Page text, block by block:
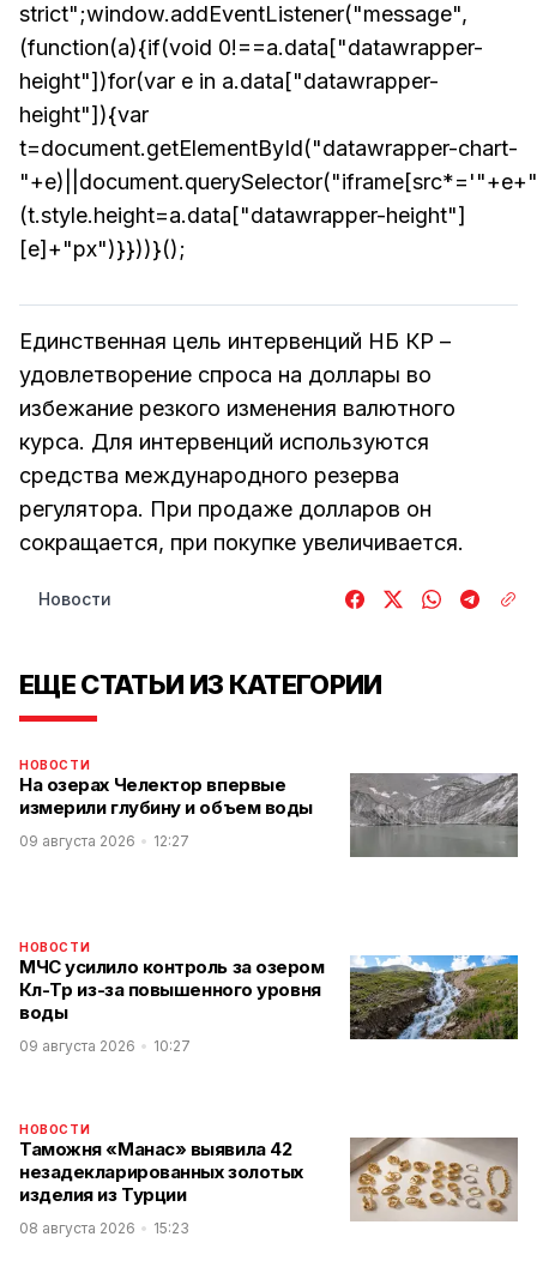
strict";window.addEventListener("message",
(function(a){if(void 0!==a.data["datawrapper-
height"])for(var e in a.data["datawrapper-
height"]){var
t=document.getElementById("datawrapper-chart-
(t.style.height=a.data["datawrapper-height"]
[e]+"px")}}))}();
Единственная цель интервенций НБ КР –
удовлетворение спроса на доллары во
избежание резкого изменения валютного
курса. Для интервенций используются
средства международного резерва
регулятора. При продаже долларов он
сокращается, при покупке увеличивается.
Новости
ЕЩЕ СТАТЬИ ИЗ КАТЕГОРИИ
НОВОСТИ
На озерах Челектор впервые
измерили глубину и объем воды
09 августа 2026 12:27
НОВОСТИ
МЧС усилило контроль за озером
Көл-Төр из-за повышенного уровня
воды
09 августа 2026 10:27
НОВОСТИ
Таможня «Манас» выявила 42
незадекларированных золотых
изделия из Турции
08 августа 2026 15:23